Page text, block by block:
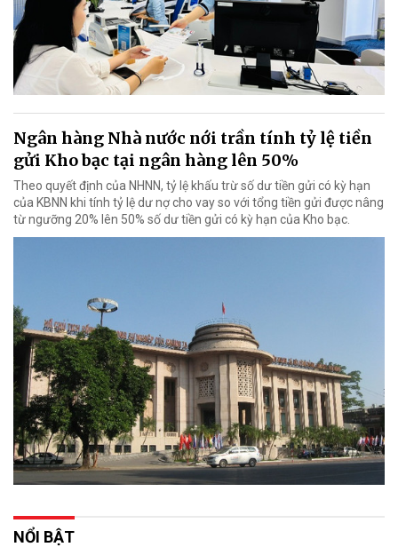
Ngân hàng Nhà nước nới trần tính tỷ lệ tiền
gửi Kho bạc tại ngân hàng lên 50%
Theo quyết định của NHNN, tỷ lệ khấu trừ số dư tiền gửi có kỳ hạn
của KBNN khi tính tỷ lệ dư nợ cho vay so với tổng tiền gửi được nâng
từ ngưỡng 20% lên 50% số dư tiền gửi có kỳ hạn của Kho bạc.
NỔI BẬT